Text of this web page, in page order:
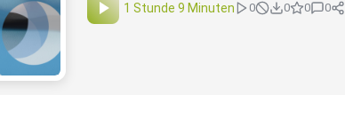
1 Stunde 9 Minuten 0 0 0 0